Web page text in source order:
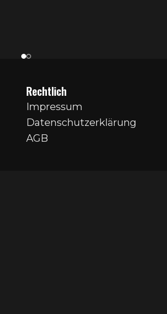
Rechtlich
Impressum
Datenschutzerklärung
AGB